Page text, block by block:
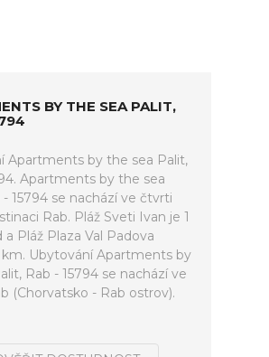
BY THE SEA PALIT,
Apartments by the sea Palit,
Apartments by the sea
- 15794 se nachází ve čtvrti
Rab. Pláž Sveti Ivan je 1
Pláž Plaza Val Padova
km. Ubytování Apartments by
Rab - 15794 se nachází ve
(Chorvatsko - Rab ostrov).